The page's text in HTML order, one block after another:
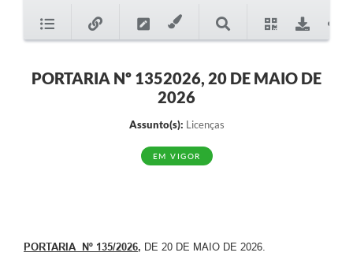
PORTARIA Nº 1352026, 20 DE MAIO DE
2026
Assunto(s): Licenças
EM VIGOR
PORTARIA Nº 135/2026, DE 20 DE MAIO DE 2026.